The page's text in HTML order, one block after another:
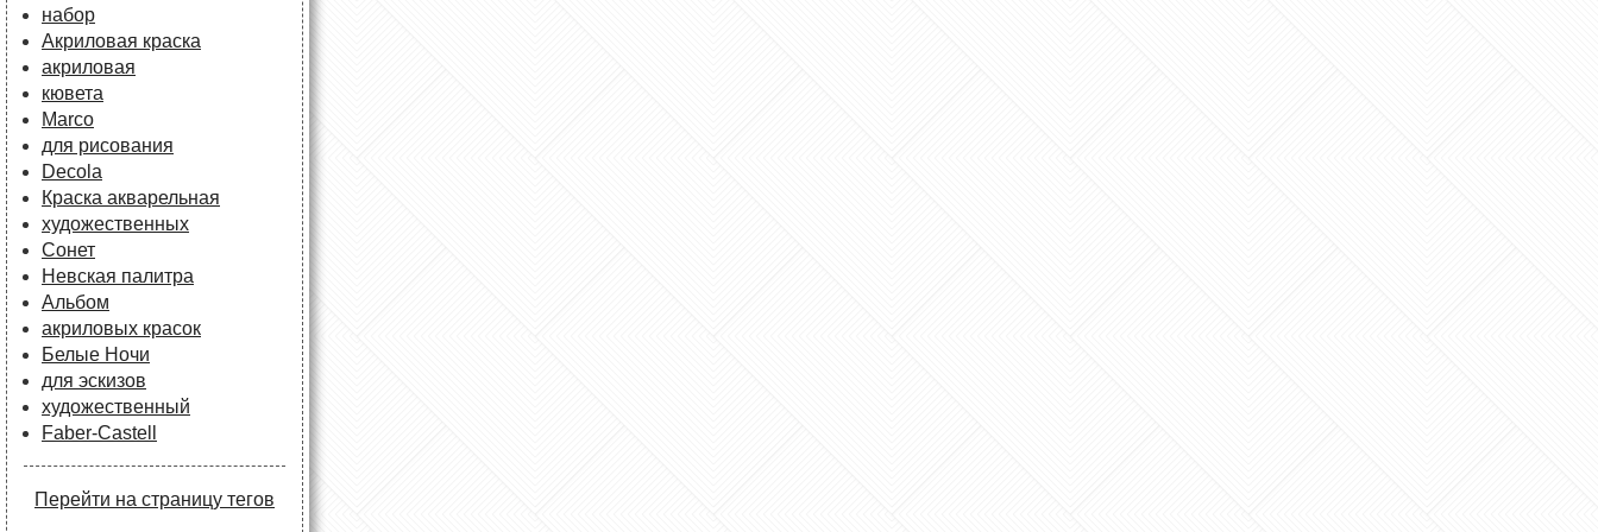
набор
Акриловая краска
акриловая
кювета
Marco
для рисования
Decola
Краска акварельная
художественных
Сонет
Невская палитра
Альбом
акриловых красок
Белые Ночи
для эскизов
художественный
Faber-Castell
Перейти на страницу тегов